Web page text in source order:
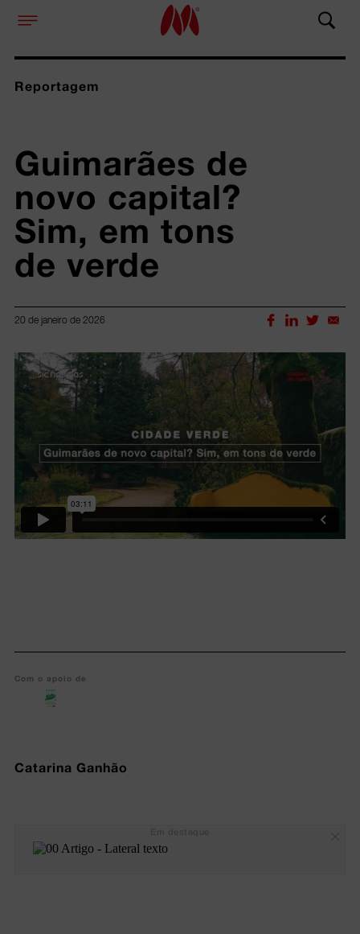
Reportagem
Guimarães de
novo capital?
Sim, em tons
de verde
20 de janeiro de 2026
Lorem ipsum dolor sit amet, consectetur adipiscing elit.
Com o apoio de
Catarina Ganhão